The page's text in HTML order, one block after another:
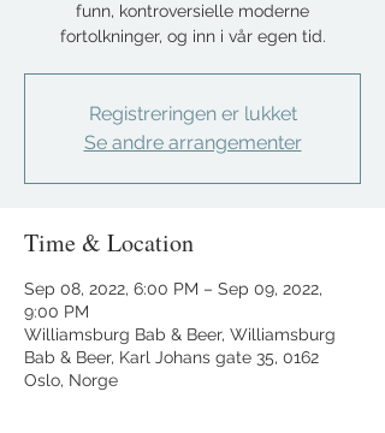
funn, kontroversielle moderne
fortolkninger, og inn i vår egen tid.
Registreringen er lukket
Se andre arrangementer
Time & Location
Sep 08, 2022, 6:00 PM – Sep 09, 2022,
9:00 PM
Williamsburg Bab & Beer, Williamsburg
Bab & Beer, Karl Johans gate 35, 0162
Oslo, Norge